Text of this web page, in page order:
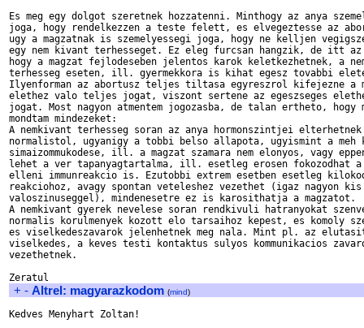
Es meg egy dolgot szeretnek hozzatenni. Minthogy az anya
joga, hogy rendelkezzen a teste felett, es elvegeztesse az
ugy a magzatnak is szemelyessegi joga, hogy ne kelljen
egy nem kivant terhesseget. Ez eleg furcsan hangzik, de itt
hogy a magzat fejlodeseben jelentos karok keletkezhetnek, a
terhesseg eseten, ill. gyermekkora is kihat egesz tovabbi
Ilyenforman az abortusz teljes tiltasa egyreszrol kifejezne a
elethez valo teljes jogat, viszont sertene az egeszseges
jogat. Most nagyon atmentem jogozasba, de talan ertheto, hogy
mondtam mindezeket:
A nemkivant terhesseg soran az anya hormonszintjei
normalistol, ugyanigy a tobbi belso allapota, ugyismint a meh
simaizommukodese, ill. a magzat szamara nem elonyos, vagy
lehet a ver tapanyagtartalma, ill. esetleg erosen fokozodhat a
elleni immunreakcio is. Ezutobbi extrem esetben esetleg
reakciohoz, avagy spontan veteleshez vezethet (igaz nagyon kis
valoszinuseggel), mindenesetre ez is karosithatja a magzatot.
A nemkivant gyerek nevelese soran rendkivuli hatranyokat
normalis korulmenyek kozott elo tarsaihoz kepest, es komoly
es viselkedeszavarok jelenhetnek meg nala. Mint pl. az
viselkedes, a keves testi kontaktus sulyos kommunikacios
vezethetnek.
+ - Altrel: magyarazkodom (mind)
Kedves Menyhart Zoltan!